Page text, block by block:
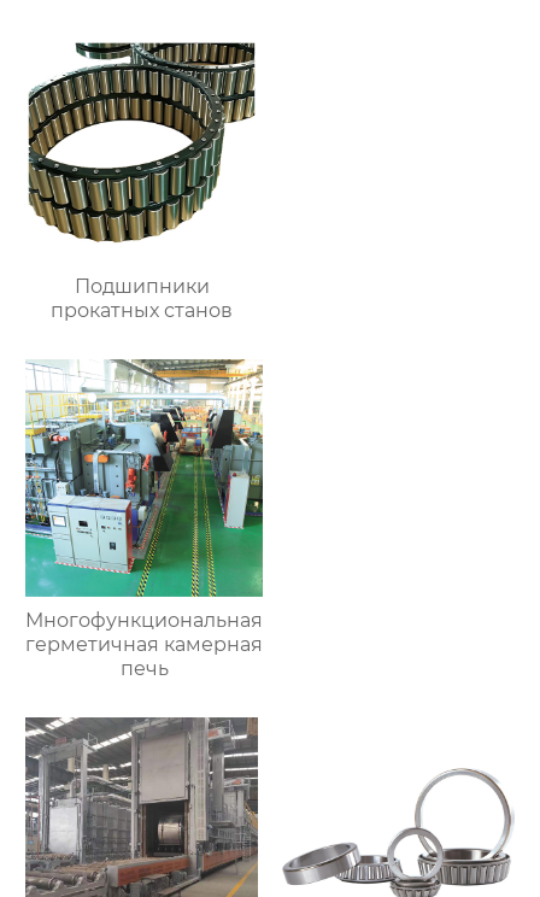
Подшипники
прокатных станов
Многофункциональная
герметичная камерная
печь